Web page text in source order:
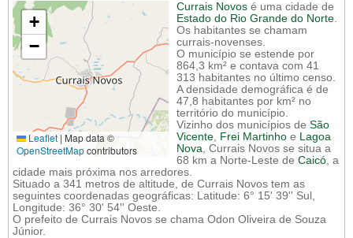
+
−
Leaflet | Map data ©
OpenStreetMapcontributors
Currais Novos é uma cidade de
Estado do Rio Grande do Norte.
Os habitantes se chamam
currais-novenses.
O município se estende por
864,3 km² e contava com 41
313 habitantes no último censo.
A densidade demográfica é de
47,8 habitantes por km² no
território do município.
Vizinho dos municípios de São
Vicente, Frei Martinho e Lagoa
Nova, Currais Novos se situa a
68 km a Norte-Leste de Caicó, a
cidade mais próxima nos arredores.
Situado a 341 metros de altitude, de Currais Novos tem as
seguintes coordenadas geográficas: Latitude: 6° 15' 39'' Sul,
Longitude: 36° 30' 54'' Oeste.
O prefeito de Currais Novos se chama Odon Oliveira de Souza
Júnior.